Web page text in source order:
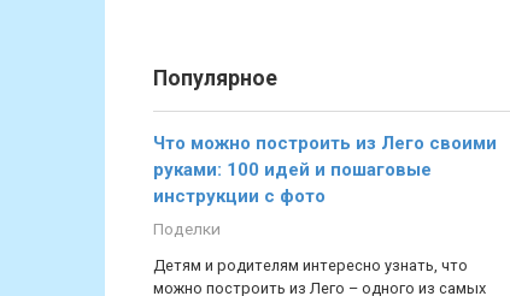
Популярное
Что можно построить из Лего своими
руками: 100 идей и пошаговые
инструкции с фото
Поделки
Детям и родителям интересно узнать, что
можно построить из Лего – одного из самых